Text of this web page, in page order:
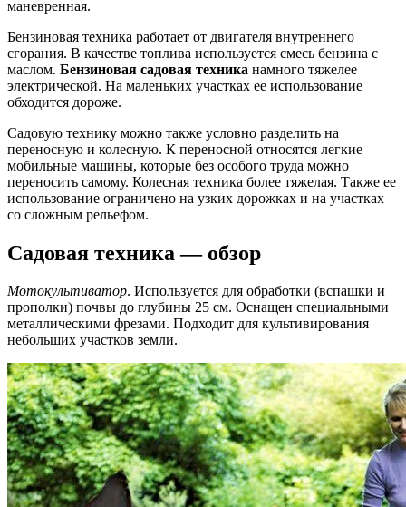
маневренная.
Бензиновая техника работает от двигателя внутреннего
сгорания. В качестве топлива используется смесь бензина с
маслом. Бензиновая садовая техника намного тяжелее
электрической. На маленьких участках ее использование
обходится дороже.
Садовую технику можно также условно разделить на
переносную и колесную. К переносной относятся легкие
мобильные машины, которые без особого труда можно
переносить самому. Колесная техника более тяжелая. Также ее
использование ограничено на узких дорожках и на участках
со сложным рельефом.
Садовая техника — обзор
Мотокультиватор. Используется для обработки (вспашки и
прополки) почвы до глубины 25 см. Оснащен специальными
металлическими фрезами. Подходит для культивирования
небольших участков земли.